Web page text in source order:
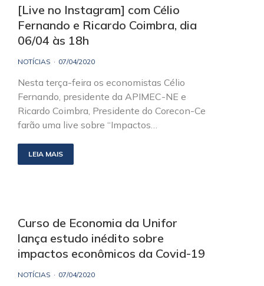
[Live no Instagram] com Célio
Fernando e Ricardo Coimbra, dia
06/04 às 18h
NOTÍCIAS 07/04/2020
Nesta terça-feira os economistas Célio
Fernando, presidente da APIMEC-NE e
Ricardo Coimbra, Presidente do Corecon-Ce
farão uma live sobre “Impactos…
LEIA MAIS
Curso de Economia da Unifor
lança estudo inédito sobre
impactos econômicos da Covid-19
NOTÍCIAS 07/04/2020